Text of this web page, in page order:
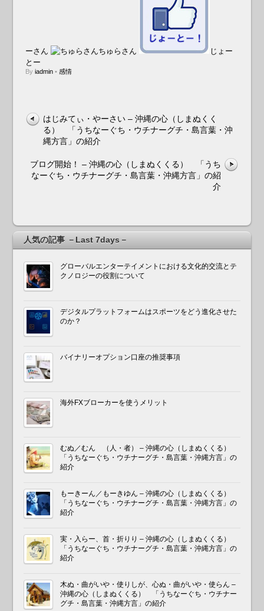
ーさん ちゅらさん
じょー
とー
By iadmin• 感情
はじみてぃ・やーさい – 沖縄の心（しまぬくく
る） 「うちなーぐち・ウチナーグチ・島言葉・沖
縄方言」の紹介
ブログ開始！ – 沖縄の心（しまぬくくる） 「うち
なーぐち・ウチナーグチ・島言葉・沖縄方言」の紹
介
人気の記事 －Last 7days－
グローバルエンターテイメントにおける文化的交流とテ
クノロジーの役割について
デジタルプラットフォームはスポーツをどう進化させた
のか？
バイナリーオプション口座の推奨事項
海外FXブローカーを使うメリット
むぬ／むん （人・者） – 沖縄の心（しまぬくくる）
「うちなーぐち・ウチナーグチ・島言葉・沖縄方言」の
紹介
もーきーん／もーきゆん – 沖縄の心（しまぬくくる）
「うちなーぐち・ウチナーグチ・島言葉・沖縄方言」の
紹介
実・入らー、首・折りり – 沖縄の心（しまぬくくる）
「うちなーぐち・ウチナーグチ・島言葉・沖縄方言」の
紹介
木ぬ・曲がいや・使りしが、心ぬ・曲がいや・使らん –
沖縄の心（しまぬくくる） 「うちなーぐち・ウチナー
グチ・島言葉・沖縄方言」の紹介